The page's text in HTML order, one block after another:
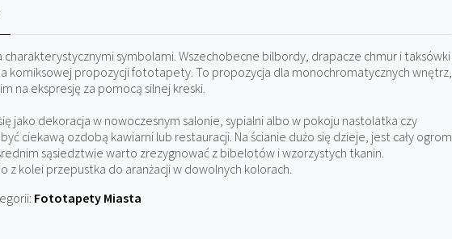
charakterystycznymi symbolami. Wszechobecne bilbordy, drapacze chmur i taksówki
komiksowej propozycji fototapety. To propozycja dla monochromatycznych wnętrz,
na ekspresję za pomocą silnej kreski.
jako dekoracja w nowoczesnym salonie, sypialni albo w pokoju nastolatka czy
ciekawą ozdobą kawiarni lub restauracji. Na ścianie dużo się dzieje, jest cały ogrom
sąsiedztwie warto zrezygnować z bibelotów i wzorzystych tkanin.
z kolei przepustka do aranżacji w dowolnych kolorach.
Fototapety Miasta